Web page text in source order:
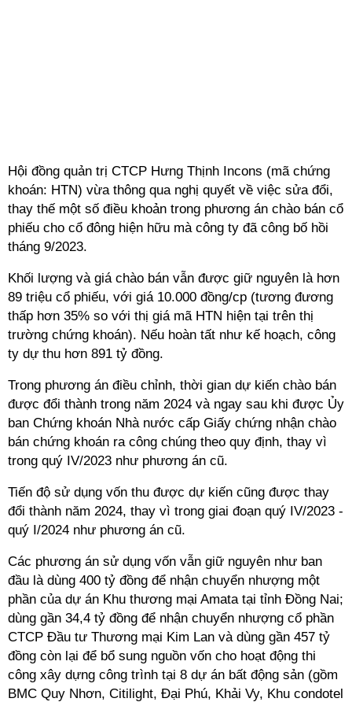
Hội đồng quản trị CTCP Hưng Thịnh Incons (mã chứng
khoán: HTN) vừa thông qua nghị quyết về việc sửa đổi,
thay thế một số điều khoản trong phương án chào bán cổ
phiếu cho cổ đông hiện hữu mà công ty đã công bố hồi
tháng 9/2023.
Khối lượng và giá chào bán vẫn được giữ nguyên là hơn
89 triệu cổ phiếu, với giá 10.000 đồng/cp (tương đương
thấp hơn 35% so với thị giá mã HTN hiện tại trên thị
trường chứng khoán). Nếu hoàn tất như kế hoạch, công
ty dự thu hơn 891 tỷ đồng.
Trong phương án điều chỉnh, thời gian dự kiến chào bán
được đổi thành trong năm 2024 và ngay sau khi được Ủy
ban Chứng khoán Nhà nước cấp Giấy chứng nhận chào
bán chứng khoán ra công chúng theo quy định, thay vì
trong quý IV/2023 như phương án cũ.
Tiến độ sử dụng vốn thu được dự kiến cũng được thay
đổi thành năm 2024, thay vì trong giai đoạn quý IV/2023 -
quý I/2024 như phương án cũ.
Các phương án sử dụng vốn vẫn giữ nguyên như ban
đầu là dùng 400 tỷ đồng để nhận chuyển nhượng một
phần của dự án Khu thương mại Amata tại tỉnh Đồng Nai;
dùng gần 34,4 tỷ đồng để nhận chuyển nhượng cổ phần
CTCP Đầu tư Thương mại Kim Lan và dùng gần 457 tỷ
đồng còn lại để bổ sung nguồn vốn cho hoạt động thi
công xây dựng công trình tại 8 dự án bất động sản (gồm
BMC Quy Nhơn, Citilight, Đại Phú, Khải Vy, Khu condotel